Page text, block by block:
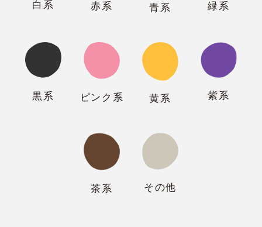
白系 赤系 青系 緑系
黒系 ピンク系 黄系 紫系
茶系 その他